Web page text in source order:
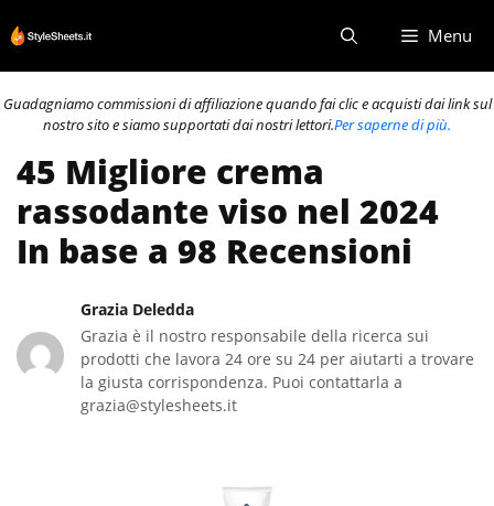
al
contenuto
Menu
Guadagniamo commissioni di affiliazione quando fai clic e acquisti dai link sul
nostro sito e siamo supportati dai nostri lettori.Per saperne di più.
45 Migliore crema
rassodante viso nel 2024
In base a 98 Recensioni
Grazia Deledda
Grazia è il nostro responsabile della ricerca sui
prodotti che lavora 24 ore su 24 per aiutarti a trovare
la giusta corrispondenza. Puoi contattarla a
grazia@stylesheets.it